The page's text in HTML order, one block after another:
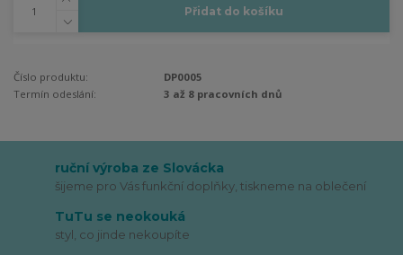
Přidat do košíku
Číslo produktu:
DP0005
Termín odeslání:
3 až 8 pracovních dnů
ruční výroba ze Slovácka
šijeme pro Vás funkční doplňky, tiskneme na oblečení
TuTu se neokouká
styl, co jinde nekoupíte